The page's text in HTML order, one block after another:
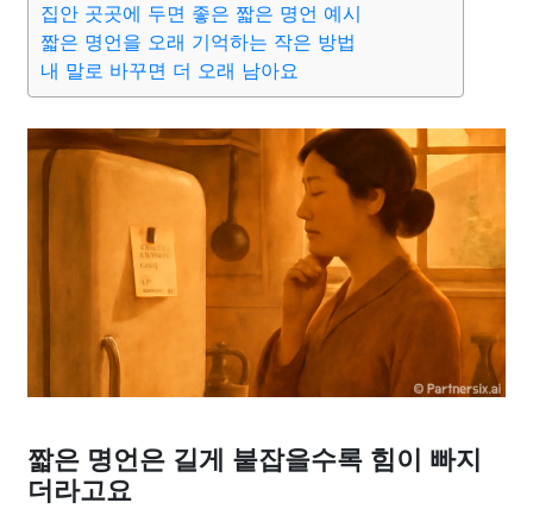
집안 곳곳에 두면 좋은 짧은 명언 예시
짧은 명언을 오래 기억하는 작은 방법
내 말로 바꾸면 더 오래 남아요
짧은 명언은 길게 붙잡을수록 힘이 빠지
더라고요